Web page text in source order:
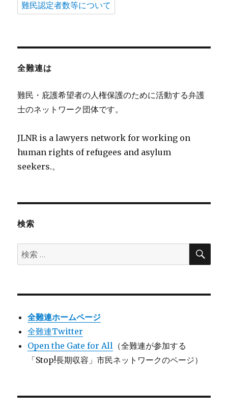
難民認定者数等について
全難連は
難民・庇護希望者の人権保護のために活動する弁護
士のネットワーク団体です。
JLNR is a lawyers network for working on
human rights of refugees and asylum
seekers.。
検索
検
索:
検
全難連ホームページ
全難連Twitter
Open the Gate for All （全難連が参加する
「Stop!長期収容」市民ネットワークのページ）